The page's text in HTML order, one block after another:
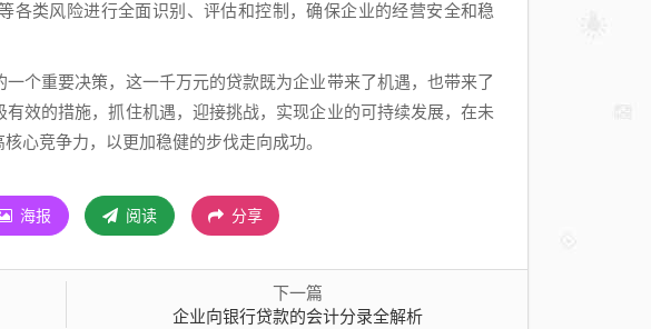
各类风险进行全面识别、评估和控制，确保企业的经营安全和稳
个重要决策，这一千万元的贷款既为企业带来了机遇，也带来了
效的措施，抓住机遇，迎接挑战，实现企业的可持续发展，在未
心竞争力，以更加稳健的步伐走向成功。
海报 阅读 分享
下一篇
企业向银行贷款的会计分录全解析